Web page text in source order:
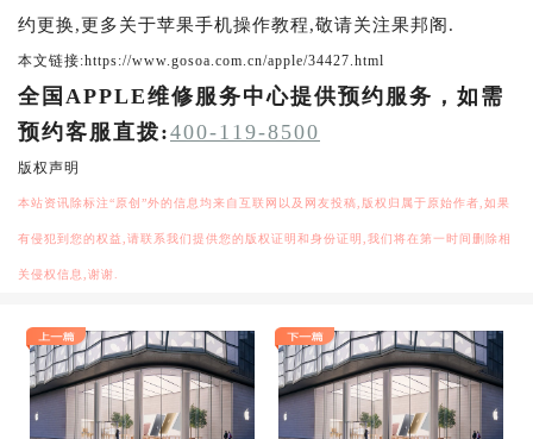
约更换,更多关于苹果手机操作教程,敬请关注果邦阁.
本文链接:https://www.gosoa.com.cn/apple/34427.html
全国APPLE维修服务中心提供预约服务，如需
预约客服直拨:400-119-8500
版权声明
本站资讯除标注“原创”外的信息均来自互联网以及网友投稿,版权归属于原始作者,如果
有侵犯到您的权益,请联系我们提供您的版权证明和身份证明,我们将在第一时间删除相
关侵权信息,谢谢.